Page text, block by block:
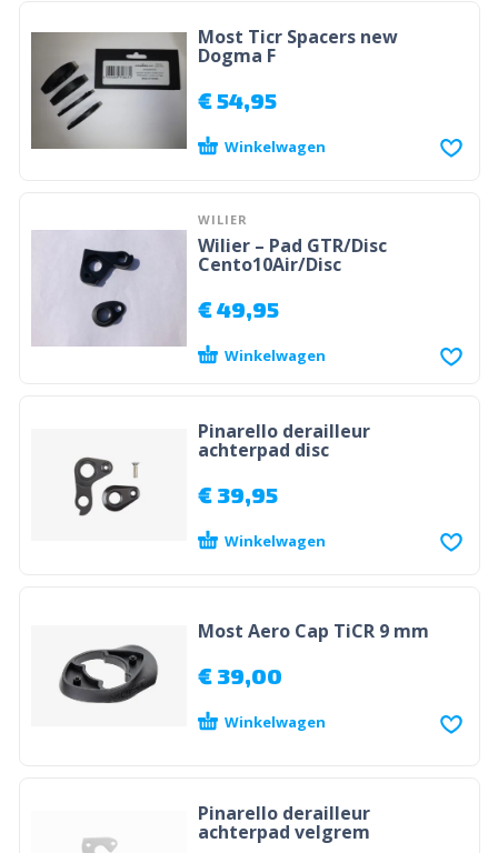
Most Ticr Spacers new
Dogma F
€54,95
Winkelwagen
WILIER
Wilier – Pad GTR/Disc
Cento10Air/Disc
€49,95
Winkelwagen
Pinarello derailleur
achterpad disc
€39,95
Winkelwagen
Most Aero Cap TiCR 9 mm
€39,00
Winkelwagen
Pinarello derailleur
achterpad velgrem